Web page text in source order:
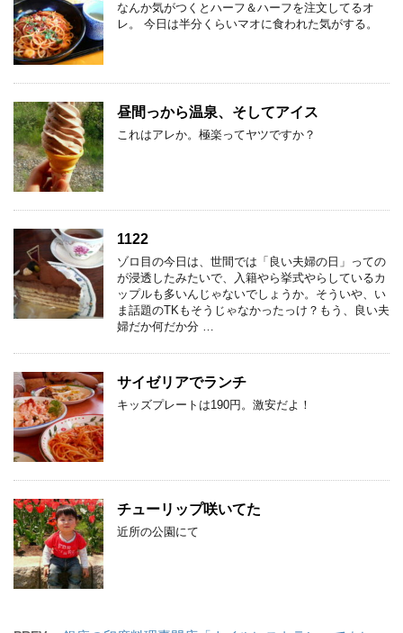
なんか気がつくとハーフ＆ハーフを注文してるオ
レ。 今日は半分くらいマオに食われた気がする。
昼間っから温泉、そしてアイス
これはアレか。極楽ってヤツですか？
1122
ゾロ目の今日は、世間では「良い夫婦の日」っての
が浸透したみたいで、入籍やら挙式やらしているカ
ップルも多いんじゃないでしょうか。そういや、い
ま話題のTKもそうじゃなかったっけ？もう、良い夫
婦だか何だか分 …
サイゼリアでランチ
キッズプレートは190円。激安だよ！
チューリップ咲いてた
近所の公園にて